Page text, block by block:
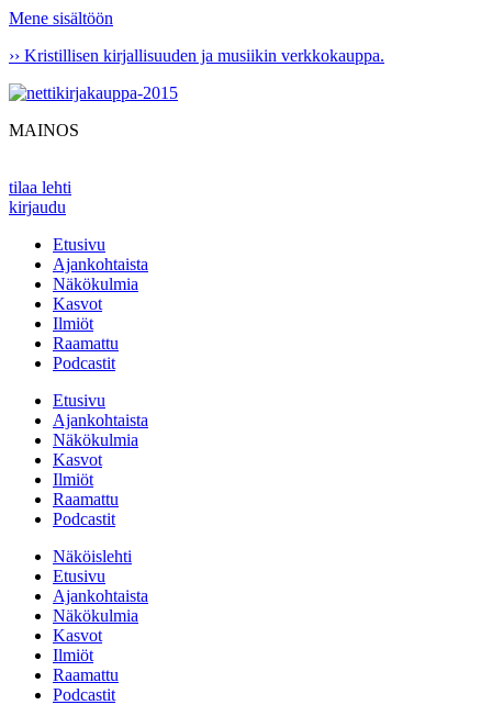
Mene sisältöön
›› Kristillisen kirjallisuuden ja musiikin verkkokauppa.
MAINOS
tilaa lehti
kirjaudu
Etusivu
Ajankohtaista
Näkökulmia
Kasvot
Ilmiöt
Raamattu
Podcastit
Etusivu
Ajankohtaista
Näkökulmia
Kasvot
Ilmiöt
Raamattu
Podcastit
Näköislehti
Etusivu
Ajankohtaista
Näkökulmia
Kasvot
Ilmiöt
Raamattu
Podcastit